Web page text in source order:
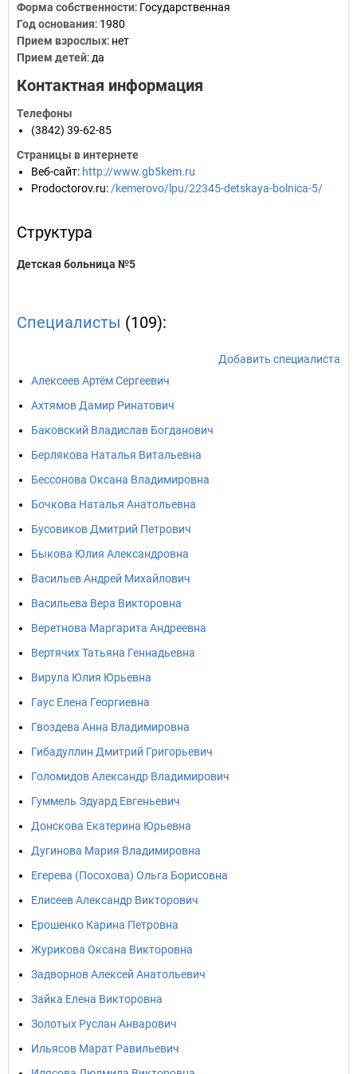
Форма собственности: Государственная
Год основания: 1980
Прием взрослых: нет
Прием детей: да
Контактная информация
Телефоны
(3842) 39-62-85
Страницы в интернете
Веб-сайт: http://www.gb5kem.ru
Prodoctorov.ru: /kemerovo/lpu/22345-detskaya-bolnica-5/
Структура
Детская больница №5
Специалисты (109):
Добавить специалиста
Алексеев Артём Сергеевич
Ахтямов Дамир Ринатович
Баковский Владислав Богданович
Берлякова Наталья Витальевна
Бессонова Оксана Владимировна
Бочкова Наталья Анатольевна
Бусовиков Дмитрий Петрович
Быкова Юлия Александровна
Васильев Андрей Михайлович
Васильева Вера Викторовна
Веретнова Маргарита Андреевна
Вертячих Татьяна Геннадьевна
Вирула Юлия Юрьевна
Гаус Елена Георгиевна
Гвоздева Анна Владимировна
Гибадуллин Дмитрий Григорьевич
Голомидов Александр Владимирович
Гуммель Эдуард Евгеньевич
Донскова Екатерина Юрьевна
Дугинова Мария Владимировна
Егерева (Посохова) Ольга Борисовна
Елисеев Александр Викторович
Ерошенко Карина Петровна
Журикова Оксана Викторовна
Задворнов Алексей Анатольевич
Зайка Елена Викторовна
Золотых Руслан Анварович
Ильясов Марат Равильевич